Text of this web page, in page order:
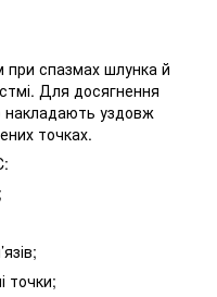
при спазмах шлунка й
Для досягнення
накладають уздовж
точках.
точки;